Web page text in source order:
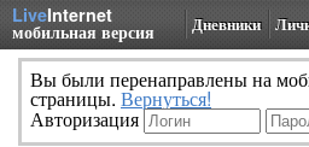
LiveInternet
мобильная версия Дневники
Вы были перенаправлены на
страницы. Вернуться!
Авторизация